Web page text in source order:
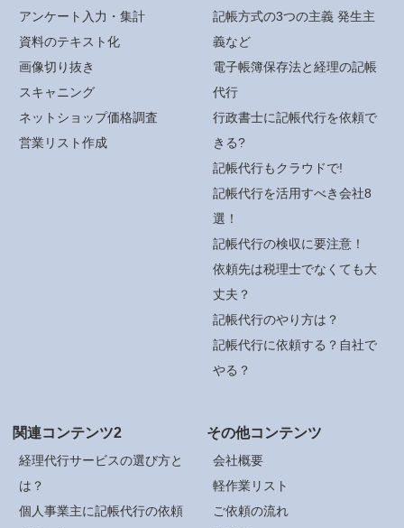
アンケート入力・集計
資料のテキスト化
画像切り抜き
スキャニング
ネットショップ価格調査
営業リスト作成
記帳方式の3つの主義 発生主
義など
電子帳簿保存法と経理の記帳
代行
行政書士に記帳代行を依頼で
きる?
記帳代行もクラウドで!
記帳代行を活用すべき会社8
選！
記帳代行の検収に要注意！
依頼先は税理士でなくても大
丈夫？
記帳代行のやり方は？
記帳代行に依頼する？自社で
やる？
関連コンテンツ2
経理代行サービスの選び方と
は？
個人事業主に記帳代行の依頼
その他コンテンツ
会社概要
軽作業リスト
ご依頼の流れ